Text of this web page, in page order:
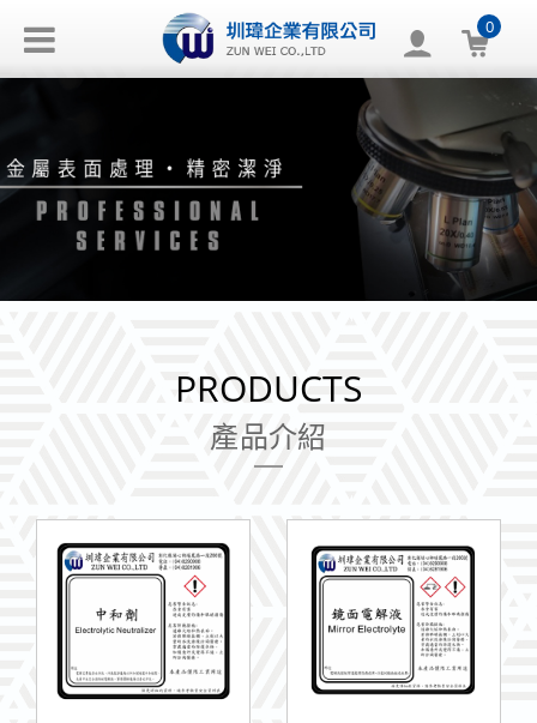
0
PRODUCTS
產品介紹